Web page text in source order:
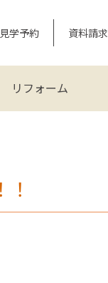
学予約 資料請求
リフォーム